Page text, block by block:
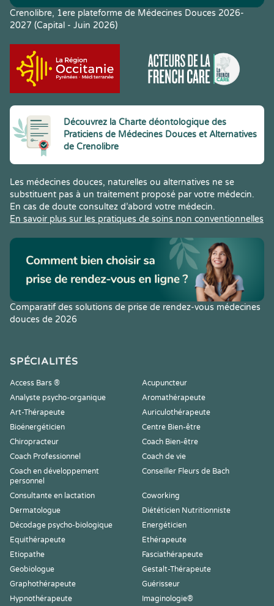
Crenolibre, 1ere plateforme de Médecines Douces 2026-
2027 (Capital - Juin 2026)
Découvrez la Charte déontologique des
Praticiens de Médecines Douces et Alternatives
de Crenolibre
Les médecines douces, naturelles ou alternatives ne se
substituent pas à un traitement proposé par votre médecin.
En cas de doute consultez d’abord votre médecin.
En savoir plus sur les pratiques de soins non conventionnelles
Comparatif des solutions de prise de rendez-vous médecines
douces de 2026
SPÉCIALITÉS
Access Bars ®
Acupuncteur
Analyste psycho-organique
Aromathérapeute
Art-Thérapeute
Auriculothérapeute
Bioénergéticien
Centre Bien-être
Chiropracteur
Coach Bien-être
Coach Professionnel
Coach de vie
Coach en développement
personnel
Conseiller Fleurs de Bach
Consultante en lactation
Coworking
Dermatologue
Diététicien Nutritionniste
Décodage psycho-biologique
Energéticien
Equithérapeute
Ethérapeute
Etiopathe
Fasciathérapeute
Geobiologue
Gestalt-Thérapeute
Graphothérapeute
Guérisseur
Hypnothérapeute
Imaginologie®